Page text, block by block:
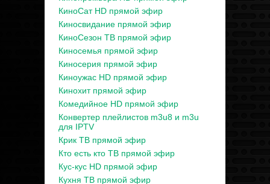
КиноСат HD прямой эфир
Киносвидание прямой эфир
КиноСезон ТВ прямой эфир
Киносемья прямой эфир
Киносерия прямой эфир
Киноужас HD прямой эфир
Кинохит прямой эфир
Комедийное HD прямой эфир
Конвертер плейлистов m3u8 и m3u
для IPTV
Крик ТВ прямой эфир
Кто есть кто ТВ прямой эфир
Кус-кус HD прямой эфир
Кухня ТВ прямой эфир